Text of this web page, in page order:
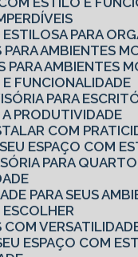
PARA
PARA AMBIENTES
PARA AMBIENTES
E FUNCIONALIDADE
PARA
A PRODUTIVIDADE
COM
ESPAÇO COM
PARA
PARA SEUS
ESCOLHER
COM
ESPAÇO COM